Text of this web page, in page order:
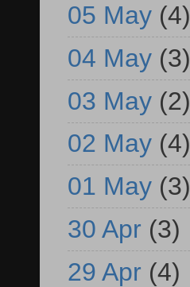
05 May (4)
04 May (3)
03 May (2)
02 May (4)
01 May (3)
30 Apr (3)
29 Apr (4)